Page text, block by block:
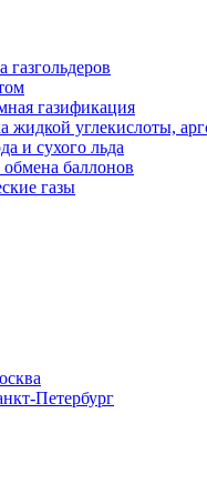
газгольдеров
газификация
жидкой углекислоты,
и сухого льда
баллонов
газы
Петербург